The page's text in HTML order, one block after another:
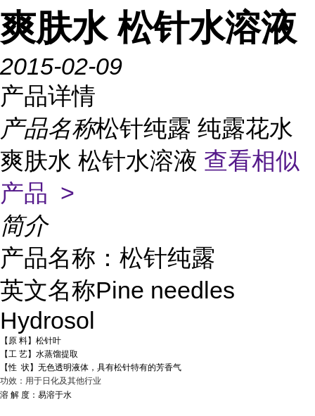
爽肤水 松针水溶液
2015-02-09
产品详情
产品名称松针纯露 纯露花水
爽肤水 松针水溶液 查看相似
产品 >
简介
产品名称：松针纯露
英文名称Pine needles
Hydrosol
【原 料】松针叶
【工 艺】水蒸馏提取
【性 状】无色透明液体，具有松针特有的芳香气
功效：用于日化及其他行业
溶 解 度：易溶于水